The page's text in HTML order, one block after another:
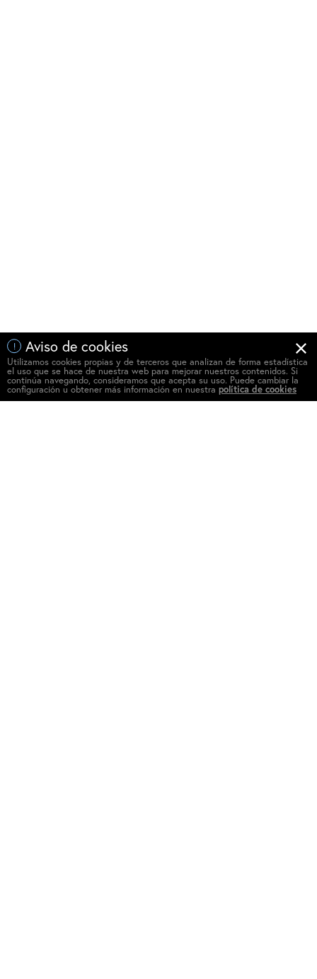
! Aviso de cookies
Utilizamos cookies propias y de terceros que analizan de forma estadística
el uso que se hace de nuestra web para mejorar nuestros contenidos. Si
continúa navegando, consideramos que acepta su uso. Puede cambiar la
configuración u obtener más información en nuestra política de cookies